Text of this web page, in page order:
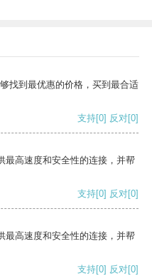
找到最优惠的价格，买到最合适
支持[0] 反对[0]
最高速度和安全性的连接，并帮
支持[0] 反对[0]
最高速度和安全性的连接，并帮
支持[0] 反对[0]